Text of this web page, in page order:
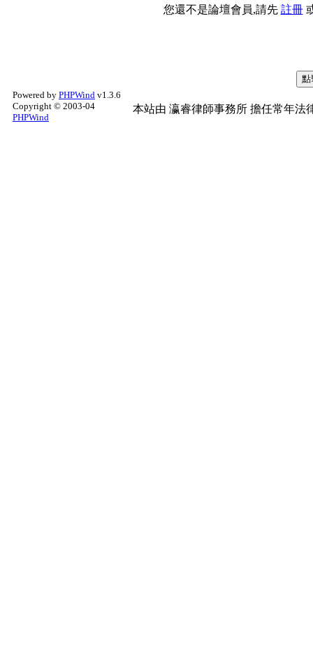
您還不是論壇會員,請先 註冊
Powered by PHPWind v1.3.6
Copyright © 2003-04
PHPWind
本站由 瀛睿律師事務所 擔任常年法